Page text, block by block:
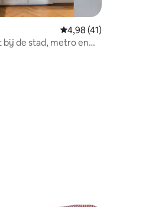
5 uit 5, 13 recensies
Gemiddelde
4,98 (41)
bij de stad, metro en